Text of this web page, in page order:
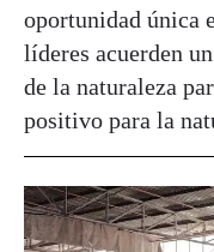
oportunidad única
líderes acuerden
de la naturaleza
positivo para la